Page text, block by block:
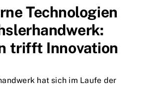
Technologien
trifft Innovation
hat sich im Laufe der